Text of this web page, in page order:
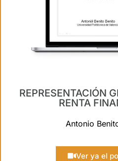
REPRESENTACIÓN
RENTA
Antonio
Ver ya el